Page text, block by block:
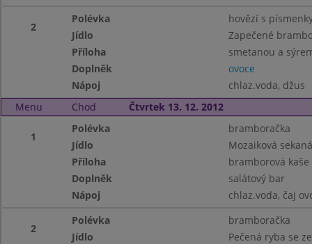
2
Polévka
hovězí s
Jídlo
Zapečené
Příloha
smetanou a
Doplněk
ovoce
Nápoj
chlaz.voda, džus
Menu
Chod Čtvrtek 13. 12. 2012
1
Polévka
bramboračka
Jídlo
Mozaiková
Příloha
bramborová
Doplněk
salátový bar
Nápoj
chlaz.voda, čaj
2
Polévka
bramboračka
Jídlo
Pečená ryba se